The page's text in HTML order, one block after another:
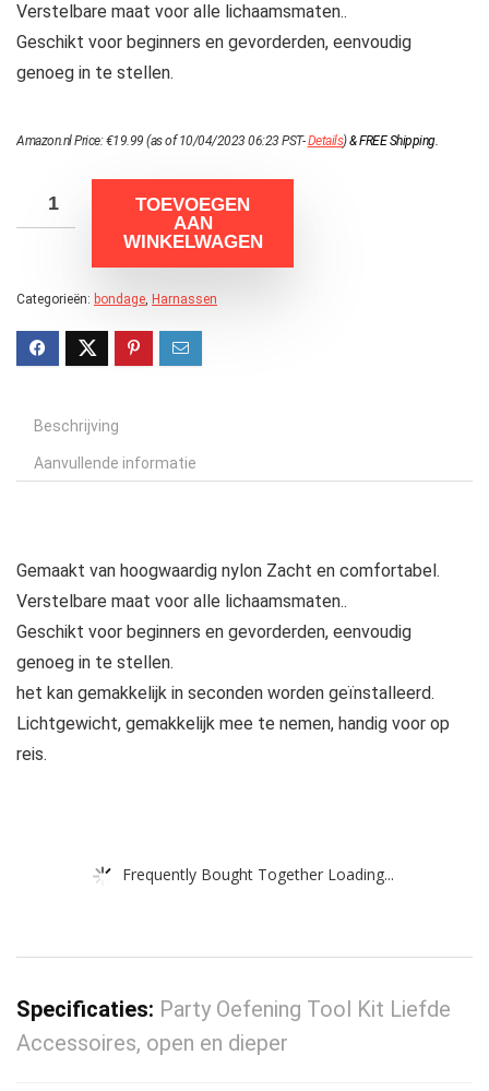
Verstelbare maat voor alle lichaamsmaten..
Geschikt voor beginners en gevorderden, eenvoudig
genoeg in te stellen.
Amazon.nl Price:€19.99 (as of 10/04/2023 06:23 PST-Details)&FREE Shipping.
TOEVOEGEN
AAN
WINKELWAGEN
Categorieën: bondage, Harnassen
Beschrijving
Aanvullende informatie
Gemaakt van hoogwaardig nylon Zacht en comfortabel.
Verstelbare maat voor alle lichaamsmaten..
Geschikt voor beginners en gevorderden, eenvoudig
genoeg in te stellen.
het kan gemakkelijk in seconden worden geïnstalleerd.
Lichtgewicht, gemakkelijk mee te nemen, handig voor op
reis.
Frequently Bought Together Loading...
Specificaties: Party Oefening Tool Kit Liefde
Accessoires, open en dieper